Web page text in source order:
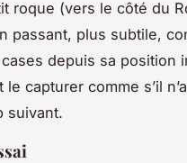
roque (vers le côté du
passant, plus subtile,
depuis sa position
capturer comme s’il
suivant.